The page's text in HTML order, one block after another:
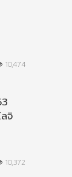
10,474
จิ
10,372